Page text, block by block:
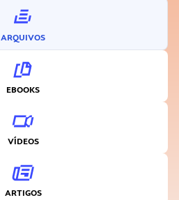
ARQUIVOS
EBOOKS
VÍDEOS
ARTIGOS